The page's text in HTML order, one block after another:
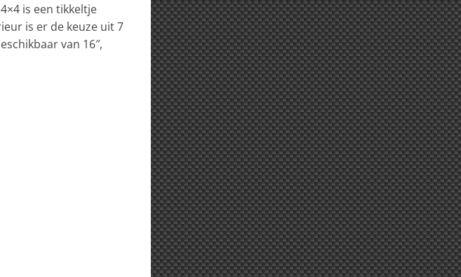
is een tikkeltje
is er de keuze uit 7
van 16″,